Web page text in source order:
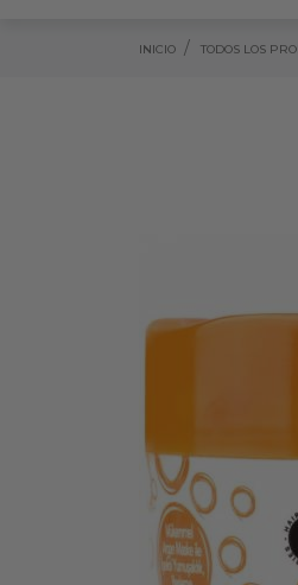
INICIO TODOS LOS